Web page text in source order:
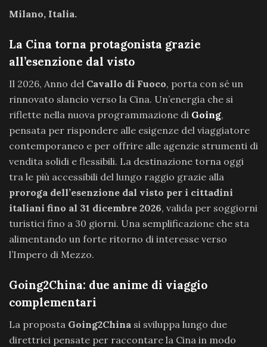
Milano, Italia.
La Cina torna protagonista grazie
all’esenzione dal visto
Il 2026, Anno del Cavallo di Fuoco, porta con sé un
rinnovato slancio verso la Cina. Un’energia che si
riflette nella nuova programmazione di Going,
pensata per rispondere alle esigenze del viaggiatore
contemporaneo e per offrire alle agenzie strumenti di
vendita solidi e flessibili. La destinazione torna oggi
tra le più accessibili del lungo raggio grazie alla
proroga dell’esenzione dal visto per i cittadini
italiani fino al 31 dicembre 2026, valida per soggiorni
turistici fino a 30 giorni. Una semplificazione che sta
alimentando un forte ritorno di interesse verso
l’Impero di Mezzo.
Going2China: due anime di viaggio
complementari
La proposta Going2China si sviluppa lungo due
direttrici pensate per raccontare la Cina in modo